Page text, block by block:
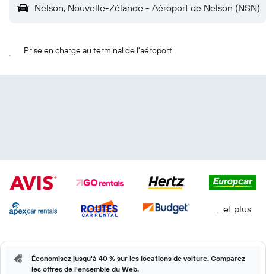
Nelson, Nouvelle-Zélande - Aéroport de Nelson (NSN)
Prise en charge au terminal de l'aéroport
… et plus
Économisez jusqu'à 40 % sur les locations de voiture. Comparez
les offres de l'ensemble du Web.